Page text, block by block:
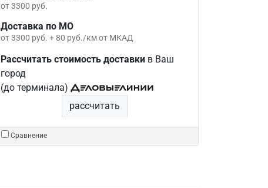
от 3300 руб.
Доставка по МО
от 3300 руб. + 80 руб./км от МКАД
Рассчитать стоимость доставкив Ваш
город
(до терминала)
рассчитать
Сравнение